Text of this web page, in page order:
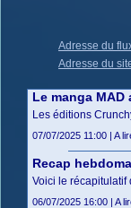
Adresse du
Adresse du
Le manga
Les éditions
07/07/2025 11:00 | A
Recap
Voici le récapitulatif
06/07/2025 16:00 | A